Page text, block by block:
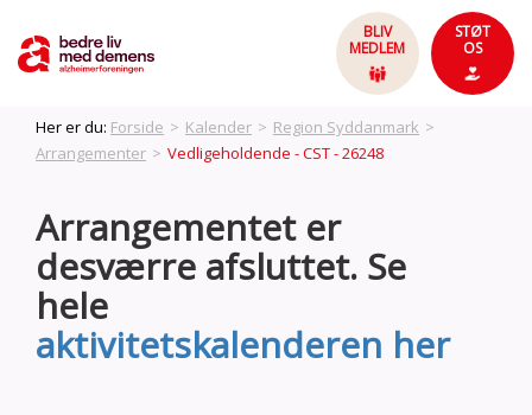
BLIV
MEDLEM
STØT
OS
Her er du: Forside > Kalender > Region Syddanmark >
Arrangementer > Vedligeholdende - CST - 26248
Arrangementet er
desværre afsluttet. Se
hele
aktivitetskalenderen her